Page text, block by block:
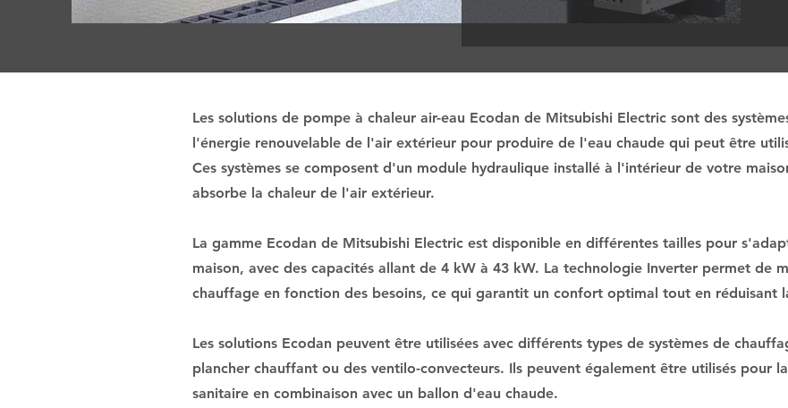
Les solutions de pompe à chaleur air-eau Ecodan de Mitsubishi Electric sont des
l'énergie renouvelable de l'air extérieur pour produire de l'eau chaude qui peut être
Ces systèmes se composent d'un module hydraulique installé à l'intérieur de votre
absorbe la chaleur de l'air extérieur.
La gamme Ecodan de Mitsubishi Electric est disponible en différentes tailles pour
maison, avec des capacités allant de 4 kW à 43 kW. La technologie Inverter permet de
chauffage en fonction des besoins, ce qui garantit un confort optimal tout en réduisant
Les solutions Ecodan peuvent être utilisées avec différents types de systèmes de
plancher chauffant ou des ventilo-convecteurs. Ils peuvent également être utilisés pour
sanitaire en combinaison avec un ballon d'eau chaude.